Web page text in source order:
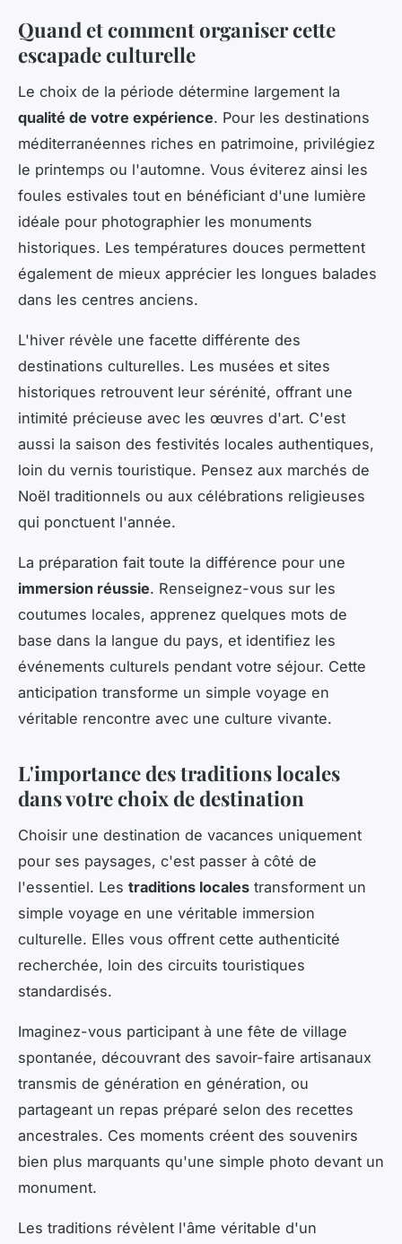
Quand et comment organiser cette
escapade culturelle
Le choix de la période détermine largement la
qualité de votre expérience. Pour les destinations
méditerranéennes riches en patrimoine, privilégiez
le printemps ou l'automne. Vous éviterez ainsi les
foules estivales tout en bénéficiant d'une lumière
idéale pour photographier les monuments
historiques. Les températures douces permettent
également de mieux apprécier les longues balades
dans les centres anciens.
L'hiver révèle une facette différente des
destinations culturelles. Les musées et sites
historiques retrouvent leur sérénité, offrant une
intimité précieuse avec les œuvres d'art. C'est
aussi la saison des festivités locales authentiques,
loin du vernis touristique. Pensez aux marchés de
Noël traditionnels ou aux célébrations religieuses
qui ponctuent l'année.
La préparation fait toute la différence pour une
immersion réussie. Renseignez-vous sur les
coutumes locales, apprenez quelques mots de
base dans la langue du pays, et identifiez les
événements culturels pendant votre séjour. Cette
anticipation transforme un simple voyage en
véritable rencontre avec une culture vivante.
L'importance des traditions locales
dans votre choix de destination
Choisir une destination de vacances uniquement
pour ses paysages, c'est passer à côté de
l'essentiel. Les traditions locales transforment un
simple voyage en une véritable immersion
culturelle. Elles vous offrent cette authenticité
recherchée, loin des circuits touristiques
standardisés.
Imaginez-vous participant à une fête de village
spontanée, découvrant des savoir-faire artisanaux
transmis de génération en génération, ou
partageant un repas préparé selon des recettes
ancestrales. Ces moments créent des souvenirs
bien plus marquants qu'une simple photo devant un
monument.
Les traditions révèlent l'âme véritable d'un